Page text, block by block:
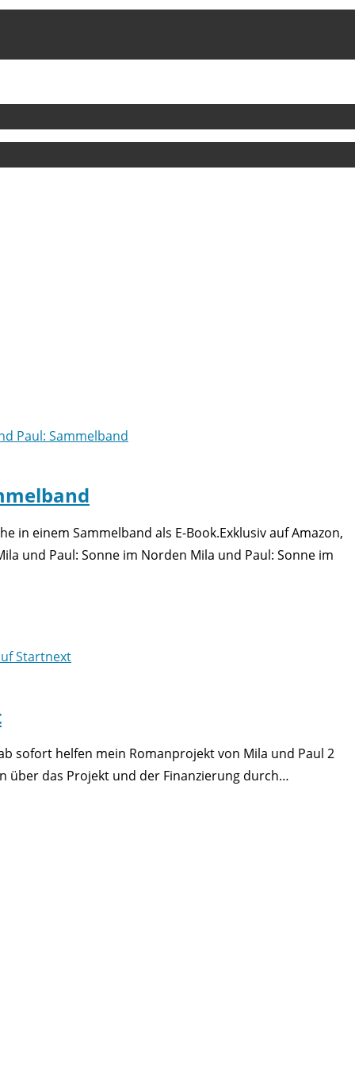
in einem Sammelband als E-Book.Exklusiv auf Amazon,
und Paul: Sonne im Norden Mila und Paul: Sonne im
sofort helfen mein Romanprojekt von Mila und Paul 2
über das Projekt und der Finanzierung durch…